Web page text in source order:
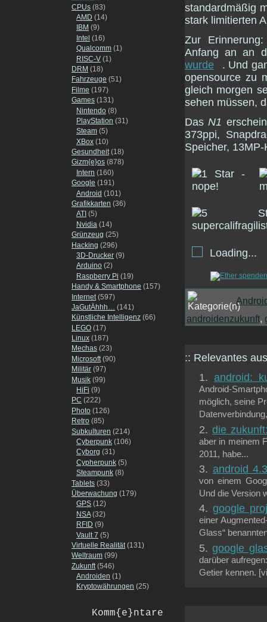
CPUs (83)
AMD (14)
IBM (9)
Intel (16)
Qualcomm (1)
RISC-V (1)
DRM (18)
Fahrzeuge (51)
Filme (197)
Games (131)
Nintendo (8)
PlayStation (31)
Steam (5)
XBox (10)
Gesundheit(18)
Gizm{e}os (878)
Intern (160)
Google (191)
Android (101)
Grafikkarten (36)
ATI (5)
Nvidia (14)
Grünzeug (25)
Hacking (296)
3D-Drucker (9)
Arduino (2)
Raspberry Pi (19)
Handy & Smartphone (157)
Internet (597)
JaGutÄhhh… (141)
Künstliche Intelligenz (66)
LEGO (17)
Linux (187)
Mechas (23)
Microsoft(90)
Militär (97)
Musik (99)
HiFi (9)
PC (222)
Photo (126)
Retro (85)
Subkulturen (214)
Cyberpunk (106)
Cyborg (31)
Cypherpunk (5)
Steampunk (8)
Tablets (33)
Überwachung (179)
GPS (12)
NSA(32)
RFID (9)
Vault 7 (5)
Virtuelle Realität(131)
Weltraum (99)
Zukunft (546)
Androiden (1)
Kryptowährungen (25)
Komm{e}ntare
standardmäßig
stark limitierten
Zur
Anfang an an
wurde
. Und
opensource zu
gleich morgen
sehen müssen,
DasN1
373ppi,
Speicher,
Loading...
androidenzukunft,
:: Relevantes
android:
Android-
möglich, seine
die
aber in meinem
2011, habe...
android
von einem
Und die Version
google
einer
Glass“
google
darüber
Getier kennen.